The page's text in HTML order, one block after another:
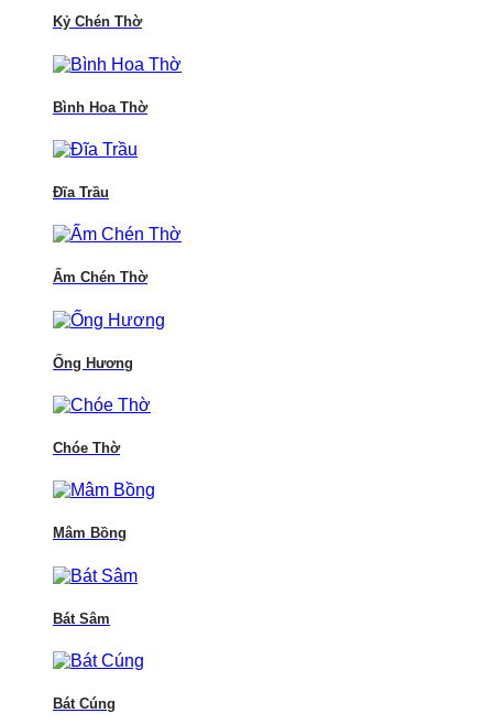
Kỷ Chén Thờ
Bình Hoa Thờ
Đĩa Trầu
Ấm Chén Thờ
Ống Hương
Chóe Thờ
Mâm Bồng
Bát Sâm
Bát Cúng